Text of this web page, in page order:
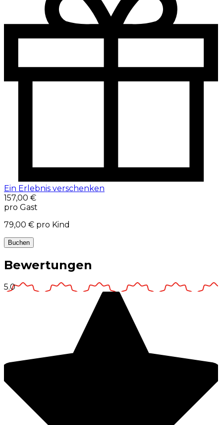
Ein Erlebnis verschenken
157,00 €
pro Gast
79,00 € pro Kind
Buchen
Bewertungen
5.0